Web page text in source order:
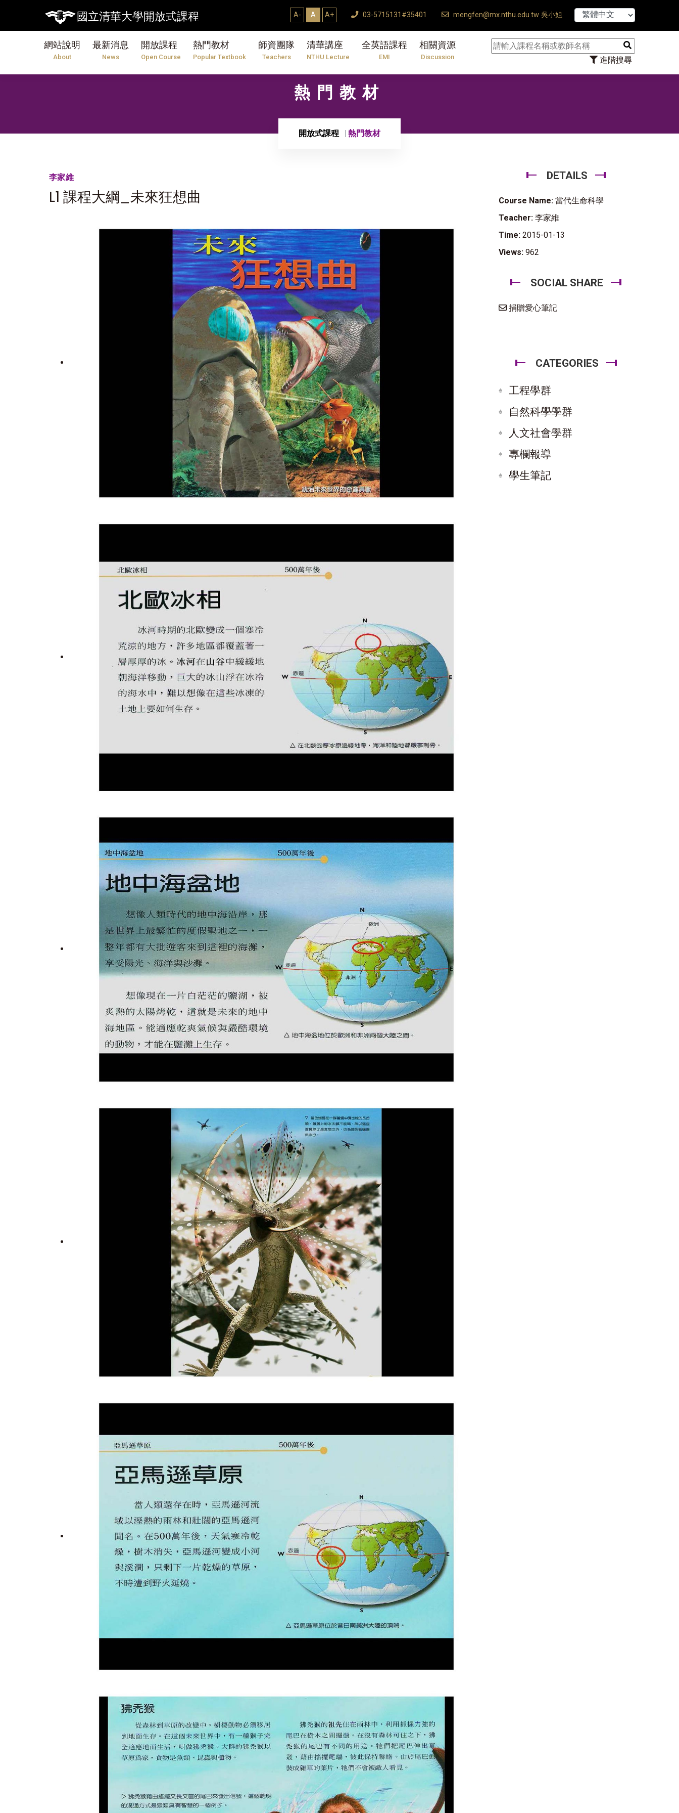
國立清華大學開放式課程 A- A A+ 03-5715131#35401 mengfen@mx.nthu.edu.tw 吳小姐
網站說明
About
最新消息
News
開放課程
Open Course
熱門教材
Popular Textbook
師資團隊
Teachers
清華講座
NTHU Lecture
全英語課程
EMI
相關資源
Discussion 進階搜尋
【7/31】114
熱門教材
開放式課程 熱門教材
李家維
L1 課程大綱_未來狂想曲
DETAILS
Course Name: 當代生命科學
Teacher: 李家維
Time: 2015-01-13
Views: 962
SOCIAL SHARE
捐贈愛心筆記
CATEGORIES
工程學群
自然科學學群
人文社會學群
專欄報導
學生筆記